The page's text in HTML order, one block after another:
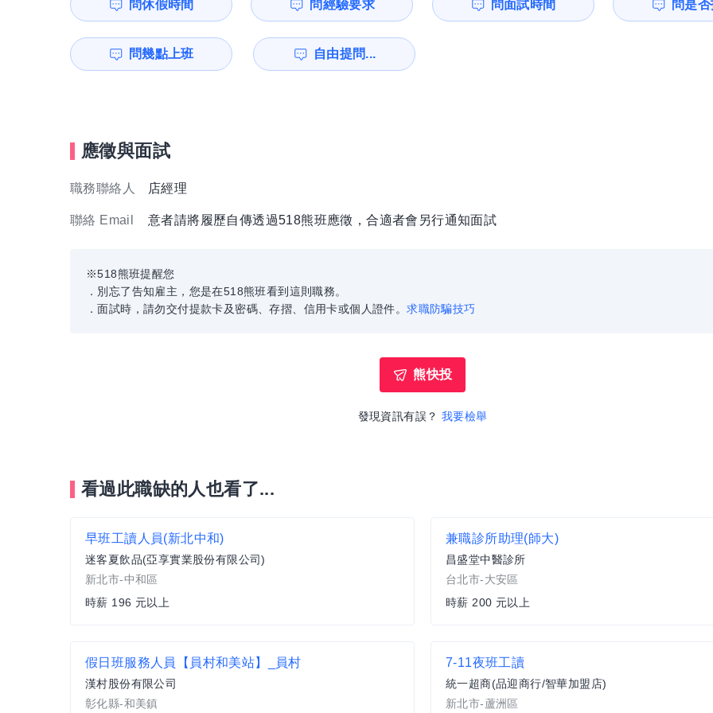
問休假時間 問經驗要求 問面試時間 問是
問幾點上班 自由提問...
應徵與面試
職務聯絡人 店經理
聯絡 Email 意者請將履歷自傳透過518熊班應徵，合適者會另行通知面試
※518熊班提醒您
．別忘了告知雇主，您是在518熊班看到這則職務。
．面試時，請勿交付提款卡及密碼、存摺、信用卡或個人證件。求職防騙技巧
熊快投
發現資訊有誤？ 我要檢舉
看過此職缺的人也看了...
早班工讀人員(新北中和)
迷客夏飲品(亞享實業股份有限公司)
新北市-中和區
時薪 196 元以上
兼職診所助理(師大)
昌盛堂中醫診所
台北市-大安區
時薪 200 元以上
假日班服務人員【員村和美站】_員村
漢村股份有限公司
彰化縣-和美鎮
7-11夜班工讀
統一超商(品迎商行/智華加盟店)
新北市-蘆洲區